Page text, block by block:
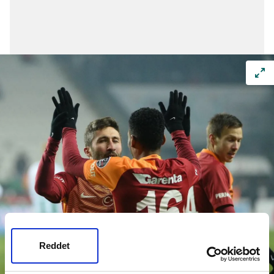
Reddet